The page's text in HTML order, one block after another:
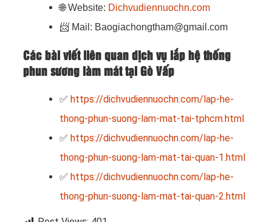
🌐Website: Dichvudiennuochn.com
📨 Mail: Baogiachongtham@gmail.com
Các bài viết liên quan dịch vụ lắp hệ thống
phun sương làm mát tại Gò Vấp
✅ https://dichvudiennuochn.com/lap-he-
thong-phun-suong-lam-mat-tai-tphcm.html
✅ https://dichvudiennuochn.com/lap-he-
thong-phun-suong-lam-mat-tai-quan-1.html
✅ https://dichvudiennuochn.com/lap-he-
thong-phun-suong-lam-mat-tai-quan-2.html